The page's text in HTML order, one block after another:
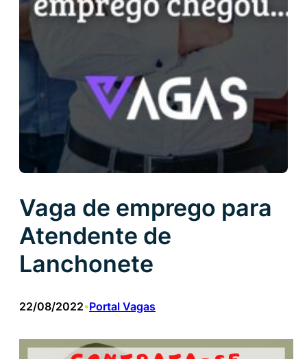
Vaga de emprego para
Atendente de
Lanchonete
22/08/2022•Portal Vagas